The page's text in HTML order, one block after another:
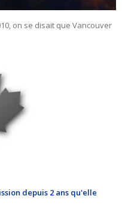
on se disait que Vancouver
depuis 2 ans qu'elle